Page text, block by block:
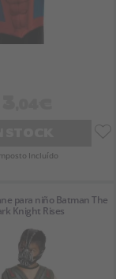
Incluído
para niño Batman The
Knight Rises